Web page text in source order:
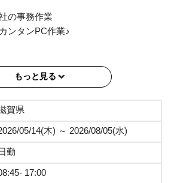
の事務作業
ンタンPC作業♪
休憩:45分休憩＋15分休憩）
～や～16:30など時短勤務もご相談
休み！)
夏見
で6分
自転車OK
もっと見る
賀県
05/14(木) ～ 2026/08/05(水)
勤
17:00